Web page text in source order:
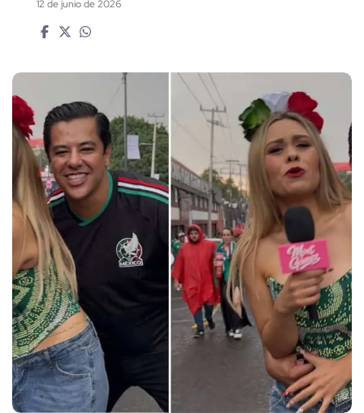
12 de junio de 2026